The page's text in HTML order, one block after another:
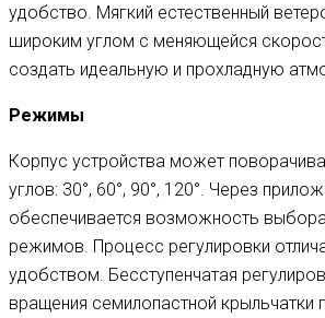
удобство. Мягкий естественный
широким углом с меняющейся
создать идеальную и прохладную
Режимы
Корпус устройства может
углов: 30°, 60°, 90°, 120°. Через
обеспечивается возможность
режимов. Процесс регулировки
удобством. Бесступенчатая
вращения семилопастной крыльчатки